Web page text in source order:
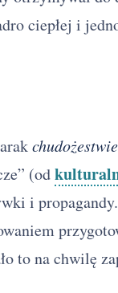
ciepłej i
(od
i
to na chwilę